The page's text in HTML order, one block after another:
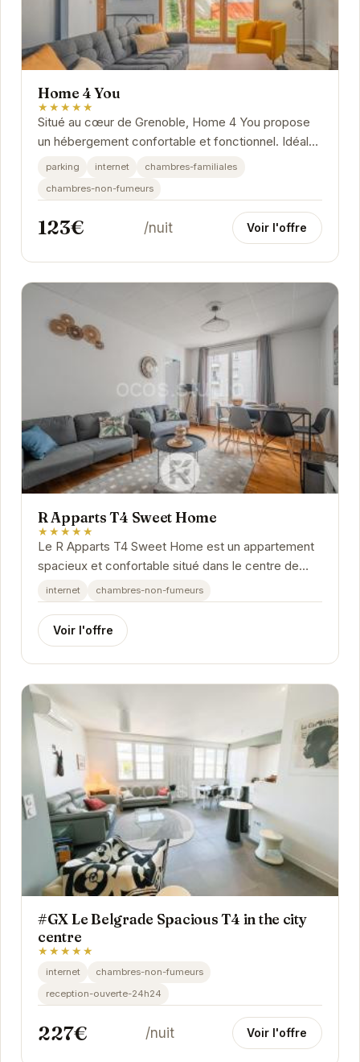
Home 4 You
★★★★★
Situé au cœur de Grenoble, Home 4 You propose
un hébergement confortable et fonctionnel. Idéal
pour les voyageurs d'affaires et les touristes,...
parking internet
chambres-familiales
chambres-non-fumeurs
123€ /nuit Voir l'offre
R Apparts T4 Sweet Home
★★★★★
Le R Apparts T4 Sweet Home est un appartement
spacieux et confortable situé dans le centre de
Grenoble. Il est idéal pour les familles ou les...
internet chambres-non-fumeurs
Voir l'offre
#GX Le Belgrade Spacious T4 in the city
centre
★★★★★
internet
chambres-non-fumeurs
reception-ouverte-24h24
227€ /nuit Voir l'offre